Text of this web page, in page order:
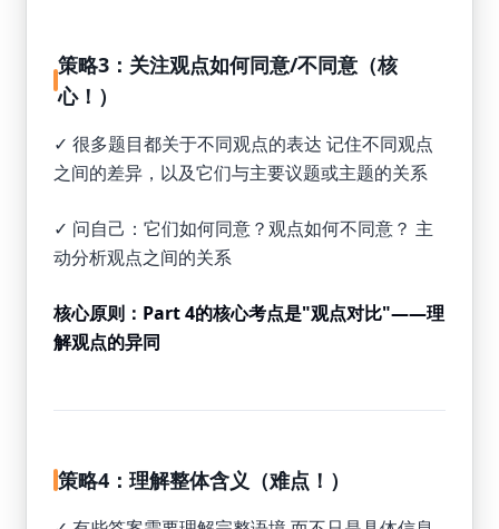
策略3：关注观点如何同意/不同意（核
心！）
✓ 很多题目都关于不同观点的表达 记住不同观点
之间的差异，以及它们与主要议题或主题的关系
✓ 问自己：它们如何同意？观点如何不同意？ 主
动分析观点之间的关系
核心原则：Part 4的核心考点是"观点对比"——理
解观点的异同
策略4：理解整体含义（难点！）